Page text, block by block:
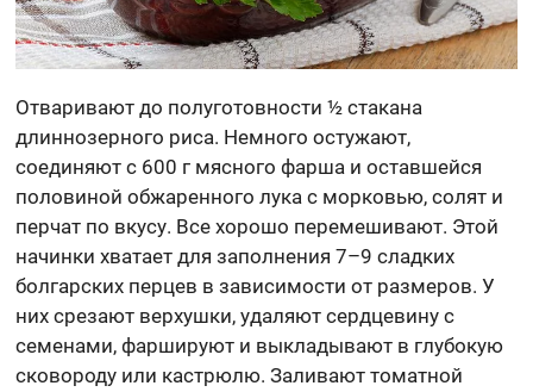
Отваривают до полуготовности ½ стакана
длиннозерного риса. Немного остужают,
соединяют с 600 г мясного фарша и оставшейся
половиной обжаренного лука с морковью, солят и
перчат по вкусу. Все хорошо перемешивают. Этой
начинки хватает для заполнения 7–9 сладких
болгарских перцев в зависимости от размеров. У
них срезают верхушки, удаляют сердцевину с
семенами, фаршируют и выкладывают в глубокую
сковороду или кастрюлю. Заливают томатной